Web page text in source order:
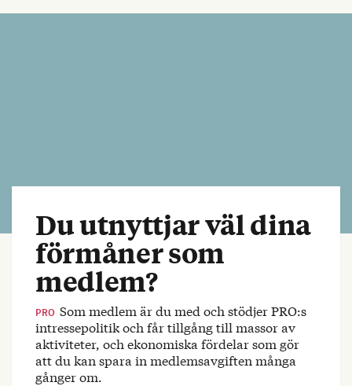
Du utnyttjar väl dina
förmåner som
medlem?
PRO Som medlem är du med och stödjer PRO:s
intressepolitik och får tillgång till massor av
aktiviteter, och ekonomiska fördelar som gör
att du kan spara in medlemsavgiften många
gånger om.